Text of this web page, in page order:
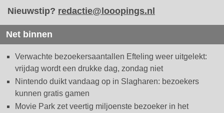
Nieuwstip? redactie@looopings.nl
Net binnen
Verwachte bezoekersaantallen Efteling weer uitgelekt:
vrijdag wordt een drukke dag, zondag niet
Nintendo duikt vandaag op in Slagharen: bezoekers
kunnen gratis gamen
Movie Park zet veertig miljoenste bezoeker in het